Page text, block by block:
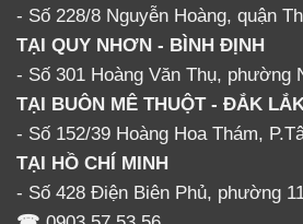
Hướng dẫn sử dụng máy hâm
Lưu ý:
– Nên đợi khoảng 30 giây
và lấy bình sữa ra nhé. Vì
cao, rất nóng nên phải đề
- Số 228/8 Nguyễn Hoàng, quận
TẠI QUY NHƠN - BÌNH ĐỊNH
- Số 301 Hoàng Văn Thụ, phường
TẠI BUÔN MÊ THUỘT - ĐẮK
- Số 152/39 Hoàng Hoa Thám,
TẠI HỒ CHÍ MINH
- Số 428 Điện Biên Phủ, phường